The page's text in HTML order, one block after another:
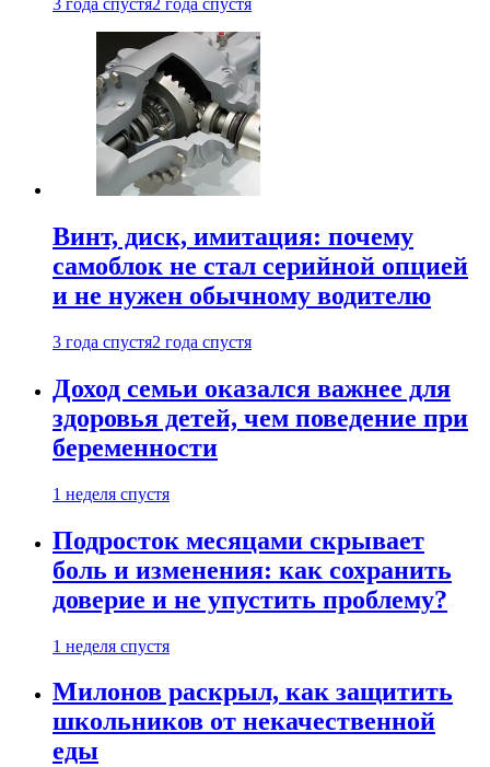
3 года спустя2 года спустя
Винт, диск, имитация: почему
самоблок не стал серийной опцией
и не нужен обычному водителю
3 года спустя2 года спустя
Доход семьи оказался важнее для
здоровья детей, чем поведение при
беременности
1 неделя спустя
Подросток месяцами скрывает
боль и изменения: как сохранить
доверие и не упустить проблему?
1 неделя спустя
Милонов раскрыл, как защитить
школьников от некачественной
еды